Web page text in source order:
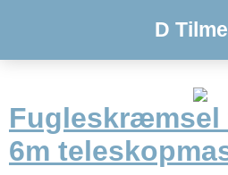
D
Fugleskræmsel
6m